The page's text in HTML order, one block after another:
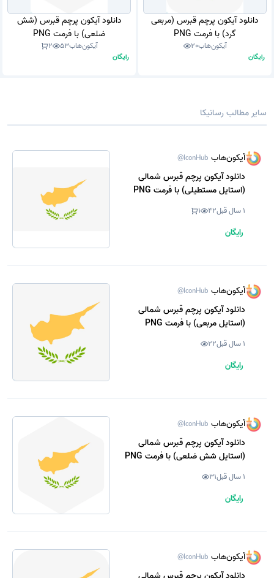
دانلود آیکون پرچم قبرس (مربعی
گرد) با فرمت PNG
آیکون‌هاب20
رایگان
دانلود آیکون پرچم قبرس (شش
ضلعی) با فرمت PNG
آیکون‌هاب53
2
رایگان
سایر مطالب رسانیکا
آیکون‌هاب @IconHub
دانلود آیکون پرچم قبرس شمالی
(استایل مستطیلی) با فرمت PNG
1 سال قبل 42
1
رایگان
آیکون‌هاب @IconHub
دانلود آیکون پرچم قبرس شمالی
(استایل مربعی) با فرمت PNG
1 سال قبل 22
رایگان
آیکون‌هاب @IconHub
دانلود آیکون پرچم قبرس شمالی
(استایل شش ضلعی) با فرمت PNG
1 سال قبل 31
رایگان
آیکون‌هاب @IconHub